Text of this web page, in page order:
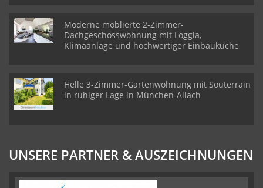
Moderne möblierte 2-Zimmer-
Dachgeschosswohnung mit Loggia,
Klimaanlage und hochwertiger Einbauküche
Helle 3-Zimmer-Gartenwohnung mit Souterrain
in ruhiger Lage in München-Allach
UNSERE PARTNER & AUSZEICHNUNGEN